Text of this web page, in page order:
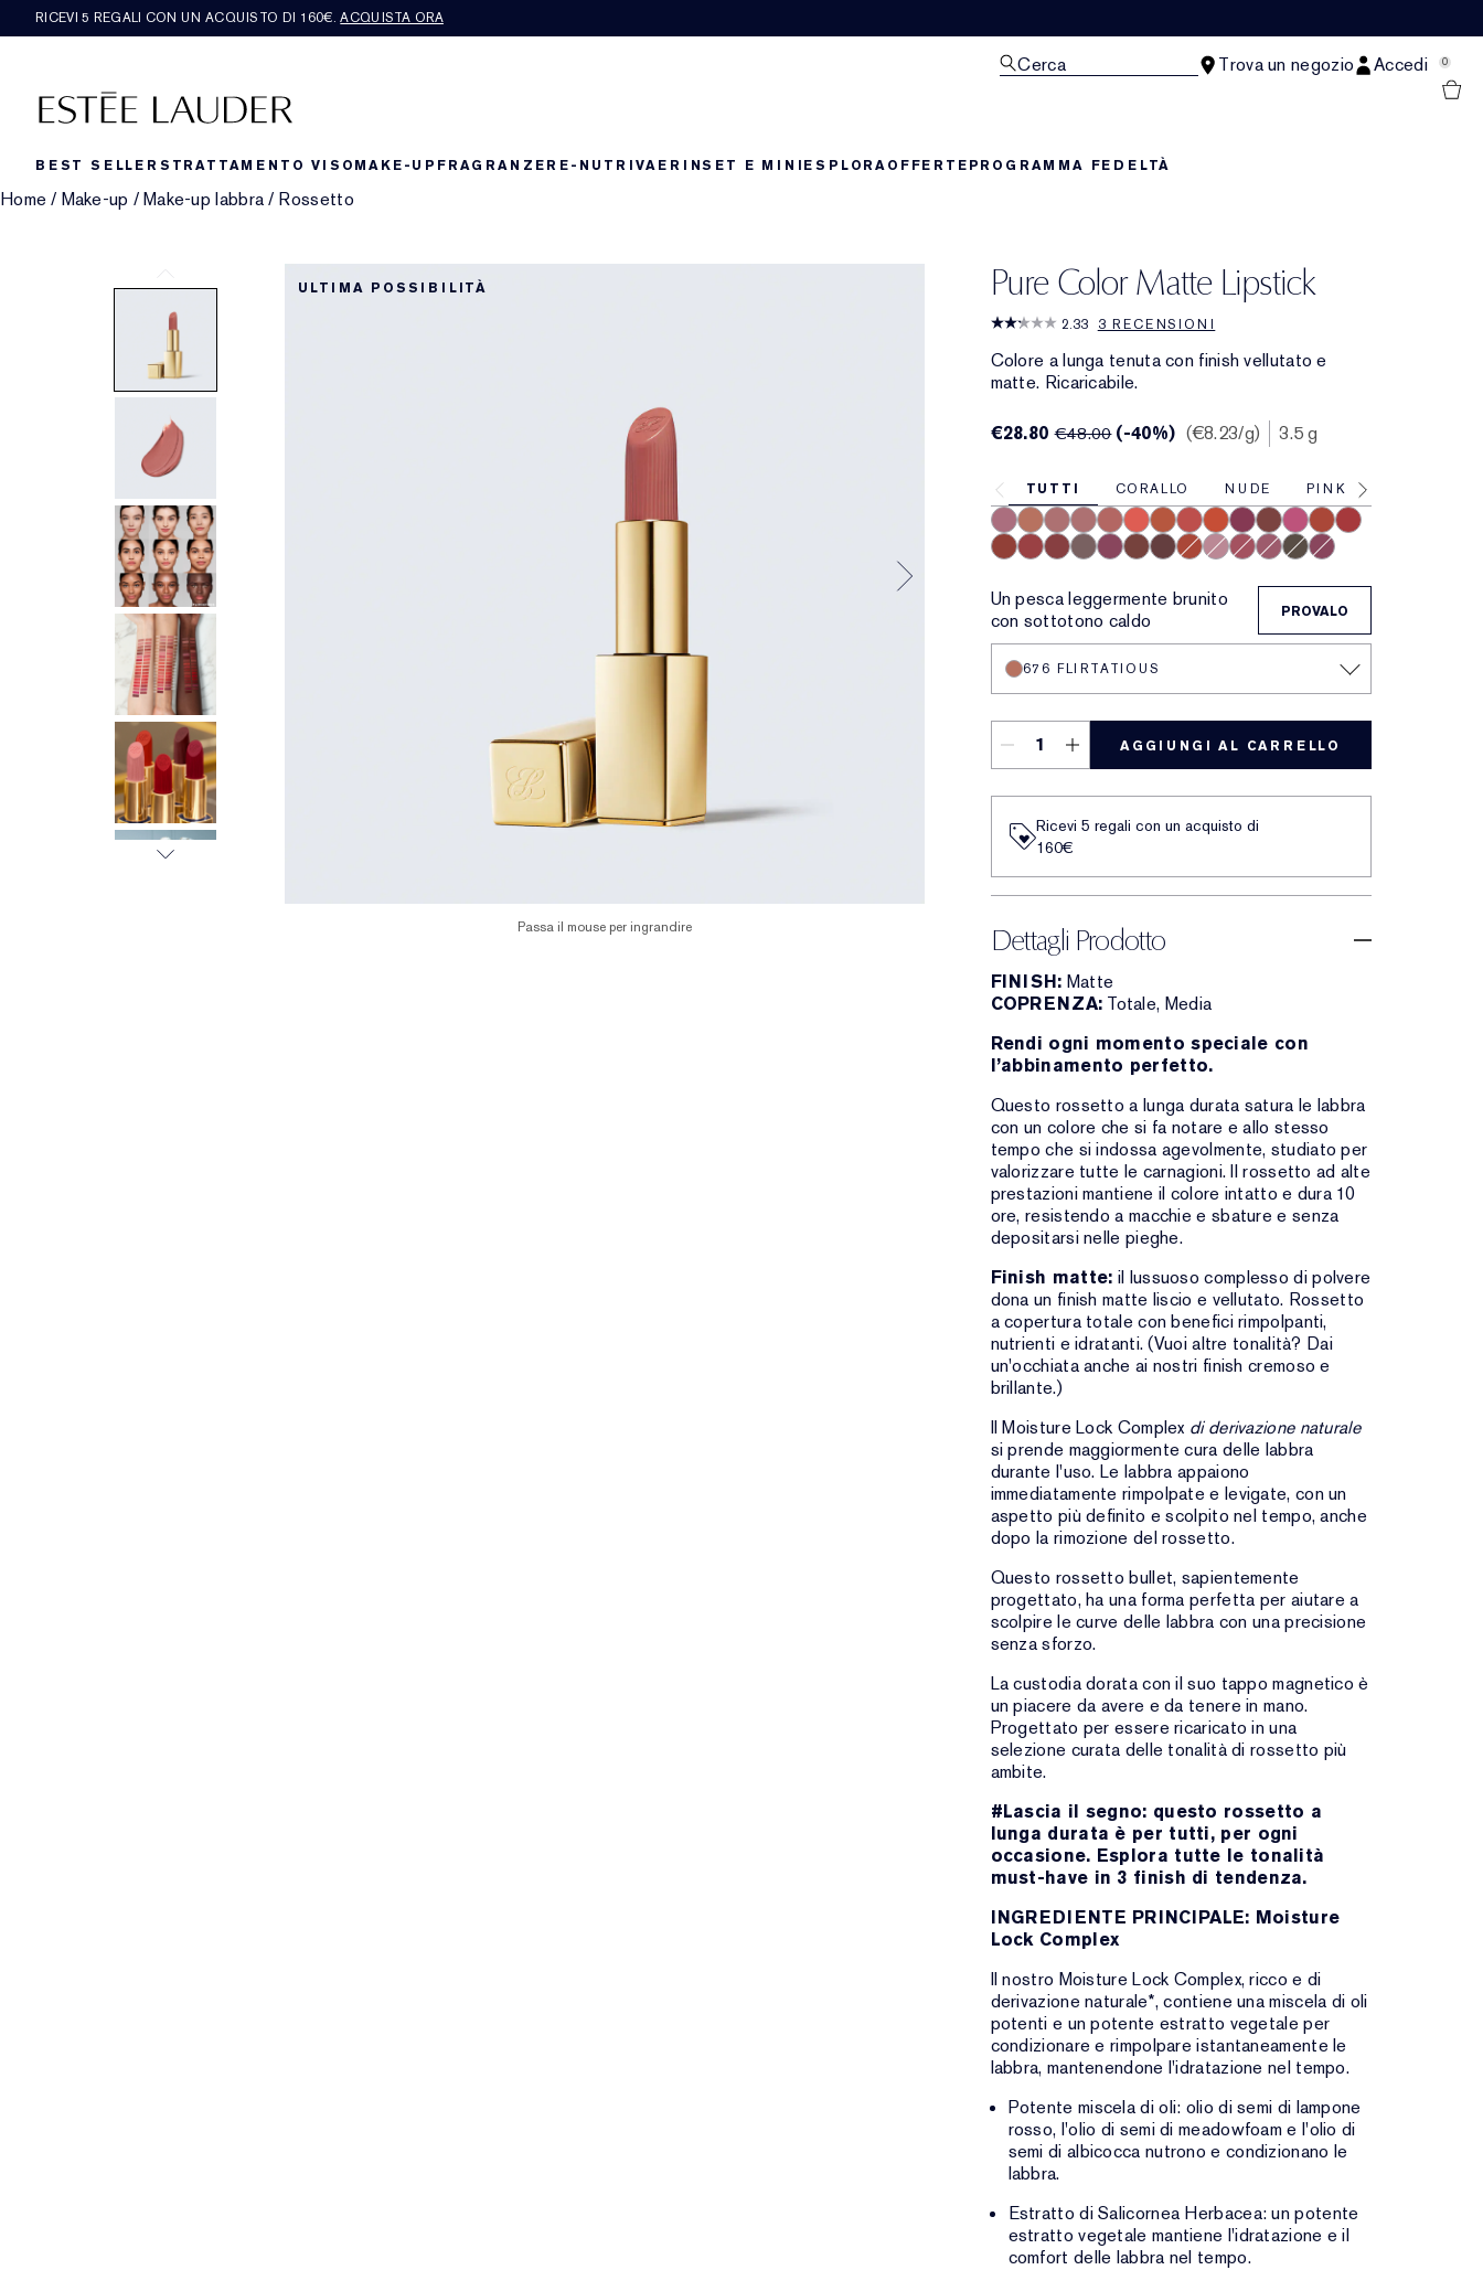
RICEVI 5 REGALI CON UN ACQUISTO DI 160€.ACQUISTA ORA
Cerca Trova un negozio Accedi 0
BEST SELLERS TRATTAMENTO VISOMAKE-UP FRAGRANZERE-NUTRIVAERINSET E MINIESPLORAOFFERTEPROGRAMMA FEDELTÀ
Home / Make-up /Make-up labbra/ Rossetto
Pure Color Matte Lipstick
2.33 3 RECENSIONI
Colore a lunga tenuta con finish vellutato e
matte. Ricaricabile.
ULTIMA POSSIBILITÀ
Passa il mouse per ingrandire
€28.80€48.00 (-40%) €8.23/g 3.5 g
TUTTI CORALLO NUDE PINK
682 Love Bite
676 Flirtatious
828 In Control
420 Rebellious Rose
669 Stolen Heart
667 Deny All
836 Captivated
559 Demand
460 Thrill Me
888 Power Kiss
699 Fragile Ego
616 Enigma
571 Independent
606 Red Ego
Un pesca leggermente brunito
con sottotono caldo
PROVALO
676 FLIRTATIOUS
AGGIUNGI AL CARRELLO
Ricevi 5 regali con un acquisto di
160€
Dettagli Prodotto
FINISH: Matte
COPRENZA: Totale, Media
Rendi ogni momento speciale con
l’abbinamento perfetto.
Questo rossetto a lunga durata satura le labbra
con un colore che si fa notare e allo stesso
tempo che si indossa agevolmente, studiato per
valorizzare tutte le carnagioni. Il rossetto ad alte
prestazioni mantiene il colore intatto e dura 10
ore, resistendo a macchie e sbature e senza
depositarsi nelle pieghe.
Finish matte: il lussuoso complesso di polvere
dona un finish matte liscio e vellutato. Rossetto
a copertura totale con benefici rimpolpanti,
nutrienti e idratanti. (Vuoi altre tonalità? Dai
un'occhiata anche ai nostri finish cremoso e
brillante.)
Il Moisture Lock Complex di derivazione naturale
si prende maggiormente cura delle labbra
durante l'uso. Le labbra appaiono
immediatamente rimpolpate e levigate, con un
aspetto più definito e scolpito nel tempo, anche
dopo la rimozione del rossetto.
Questo rossetto bullet, sapientemente
progettato, ha una forma perfetta per aiutare a
scolpire le curve delle labbra con una precisione
senza sforzo.
La custodia dorata con il suo tappo magnetico è
un piacere da avere e da tenere in mano.
Progettato per essere ricaricato in una
selezione curata delle tonalità di rossetto più
ambite.
#Lascia il segno: questo rossetto a
lunga durata è per tutti, per ogni
occasione. Esplora tutte le tonalità
must-have in 3 finish di tendenza.
INGREDIENTE PRINCIPALE: Moisture
Lock Complex
Il nostro Moisture Lock Complex, ricco e di
derivazione naturale*, contiene una miscela di oli
potenti e un potente estratto vegetale per
condizionare e rimpolpare istantaneamente le
labbra, mantenendone l'idratazione nel tempo.
Potente miscela di oli: olio di semi di lampone
rosso, l'olio di semi di meadowfoam e l'olio di
semi di albicocca nutrono e condizionano le
labbra.
Estratto di Salicornea Herbacea: un potente
estratto vegetale mantiene l'idratazione e il
comfort delle labbra nel tempo.